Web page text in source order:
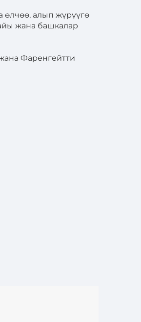
өлчөө, алып жүрүүгө
жана башкалар
Фаренгейтти